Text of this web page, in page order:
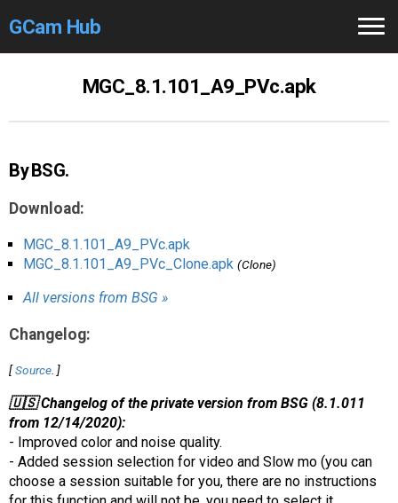
GCam Hub
Modders /Devs
Help
Camera
GCam GO
AR
Search🔎
MGC_8.1.101_A9_PVc.apk
By BSG.
Download:
MGC_8.1.101_A9_PVc.apk
MGC_8.1.101_A9_PVc_Clone.apk (Clone)
All versions from BSG »
Changelog:
[Source . ]
🇺🇸 Changelog of the private version from BSG (8.1.011
from 12/14/2020):
- Improved color and noise quality.
- Added session selection for video and Slow mo (you can
choose a session suitable for you, there are no instructions